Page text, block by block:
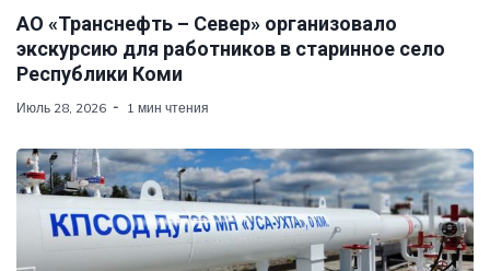
АО «Транснефть – Север» организовало
экскурсию для работников в старинное село
Республики Коми
Июль 28, 2026 1 мин чтения